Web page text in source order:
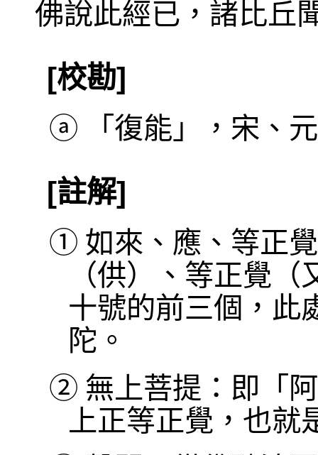
佛說此經已，諸比丘
[校勘]
ⓐ 「復能」，宋、
[註解]
① 如來、應、等正
（供）、等正覺
十號的前三個，此
陀。
② 無上菩提：即「
上正等正覺，也就